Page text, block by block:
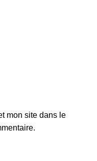
mon site dans le